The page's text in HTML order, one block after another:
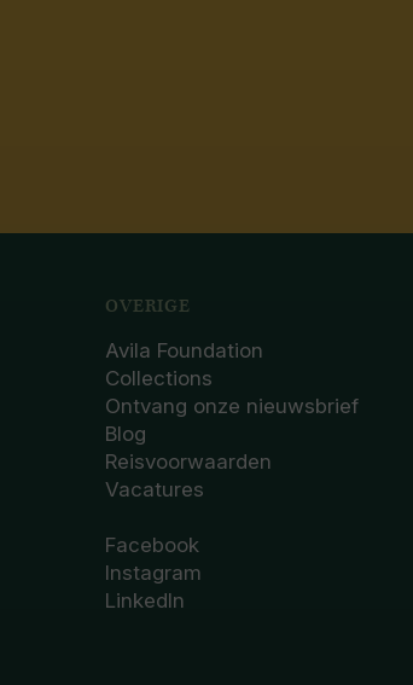
OVERIGE
Avila Foundation
Collections
Ontvang onze nieuwsbrief
Blog
Reisvoorwaarden
Vacatures
Facebook
Instagram
LinkedIn